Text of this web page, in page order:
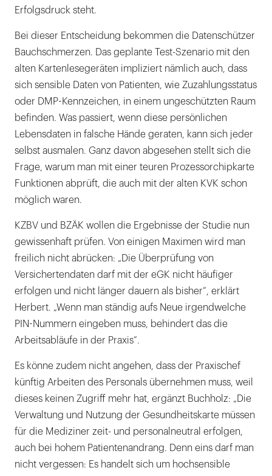
Erfolgsdruck steht.
Bei dieser Entscheidung bekommen die Datenschützer
Bauchschmerzen. Das geplante Test-Szenario mit den
alten Kartenlesegeräten impliziert nämlich auch, dass
sich sensible Daten von Patienten, wie Zuzahlungsstatus
oder DMP-Kennzeichen, in einem ungeschützten Raum
befinden. Was passiert, wenn diese persönlichen
Lebensdaten in falsche Hände geraten, kann sich jeder
selbst ausmalen. Ganz davon abgesehen stellt sich die
Frage, warum man mit einer teuren Prozessorchipkarte
Funktionen abprüft, die auch mit der alten KVK schon
möglich waren.
KZBV und BZÄK wollen die Ergebnisse der Studie nun
gewissenhaft prüfen. Von einigen Maximen wird man
freilich nicht abrücken: „Die Überprüfung von
Versichertendaten darf mit der eGK nicht häufiger
erfolgen und nicht länger dauern als bisher“, erklärt
Herbert. „Wenn man ständig aufs Neue irgendwelche
PIN-Nummern eingeben muss, behindert das die
Arbeitsabläufe in der Praxis“.
Es könne zudem nicht angehen, dass der Praxischef
künftig Arbeiten des Personals übernehmen muss, weil
dieses keinen Zugriff mehr hat, ergänzt Buchholz: „Die
Verwaltung und Nutzung der Gesundheitskarte müssen
für die Mediziner zeit- und personalneutral erfolgen,
auch bei hohem Patientenandrang. Denn eins darf man
nicht vergessen: Es handelt sich um hochsensible